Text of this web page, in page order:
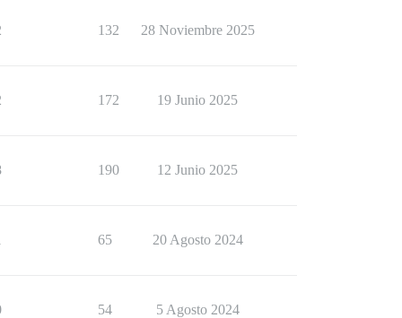
132 28 Noviembre 2025
172 19 Junio 2025
190 12 Junio 2025
65 20 Agosto 2024
54 5 Agosto 2024